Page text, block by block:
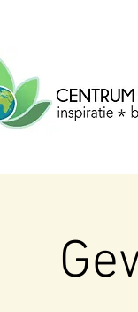
Centrum voor
creatie.